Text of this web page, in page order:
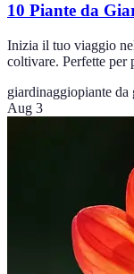
10 Piante da
Inizia il tuo viaggio
coltivare. Perfette per
giardinaggiopiante da
Aug 3